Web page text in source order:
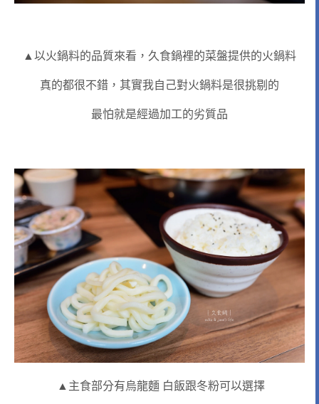
▲以火鍋料的品質來看，久食鍋裡的菜盤提供的火鍋料
真的都很不錯，其實我自己對火鍋料是很挑剔的
最怕就是經過加工的劣質品
▲主食部分有烏龍麵 白飯跟冬粉可以選擇